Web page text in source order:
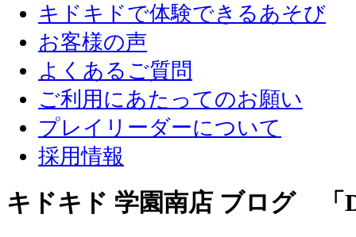
キドキドで体験できるあそび
お客様の声
よくあるご質問
ご利用にあたってのお願い
プレイリーダーについて
採用情報
キドキド 学園南店 ブログ 「